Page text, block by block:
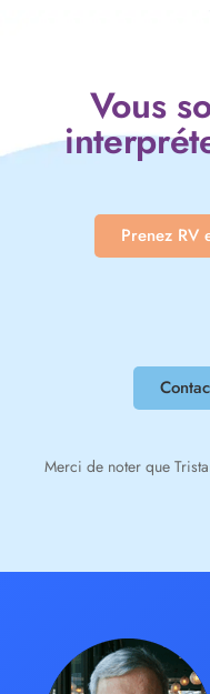
Vous
Prenez RV
Merci de noter que